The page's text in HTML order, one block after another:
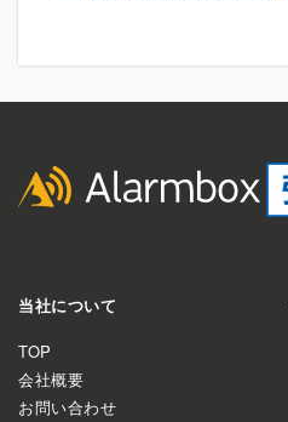
当社について
TOP
会社概要
お問い合わせ